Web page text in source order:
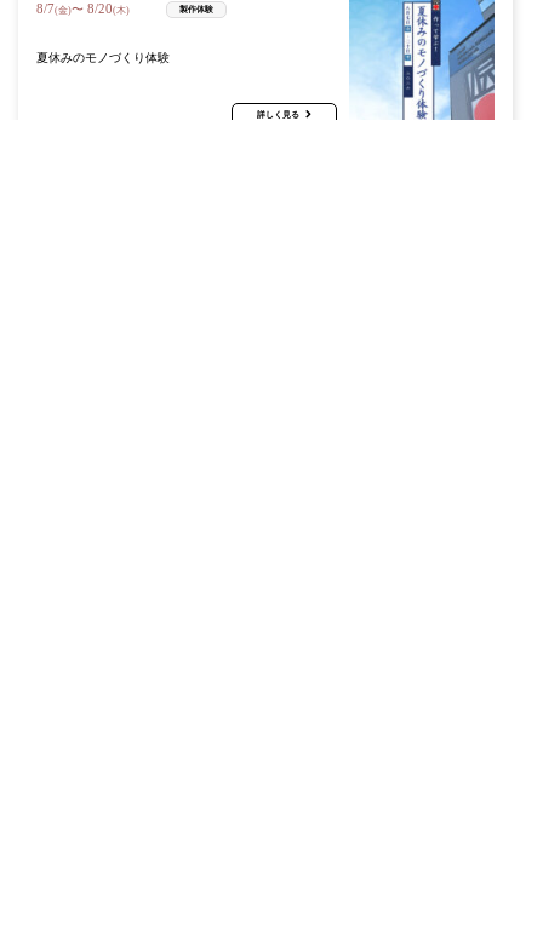
8/7(金)〜 8/20(木) 製作体験
夏休みのモノづくり体験
詳しく見る